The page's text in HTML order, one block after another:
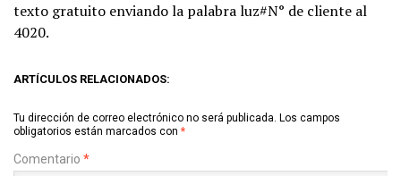
texto gratuito enviando la palabra luz#N° de cliente al
4020.
ARTÍCULOS RELACIONADOS:
Tu dirección de correo electrónico no será publicada. Los campos
obligatorios están marcados con *
Comentario *